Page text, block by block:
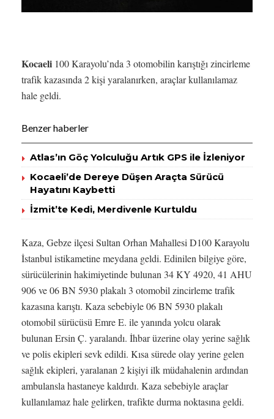
Kocaeli 100 Karayolu’nda 3 otomobilin karıştığı zincirleme
trafik kazasında 2 kişi yaralanırken, araçlar kullanılamaz
hale geldi.
Benzer haberler
Atlas’ın Göç Yolculuğu Artık GPS ile İzleniyor
Kocaeli’de Dereye Düşen Araçta Sürücü
Hayatını Kaybetti
İzmit’te Kedi, Merdivenle Kurtuldu
Kaza, Gebze ilçesi Sultan Orhan Mahallesi D100 Karayolu
İstanbul istikametine meydana geldi. Edinilen bilgiye göre,
sürücülerinin hakimiyetinde bulunan 34 KY 4920, 41 AHU
906 ve 06 BN 5930 plakalı 3 otomobil zincirleme trafik
kazasına karıştı. Kaza sebebiyle 06 BN 5930 plakalı
otomobil sürücüsü Emre E. ile yanında yolcu olarak
bulunan Ersin Ç. yaralandı. İhbar üzerine olay yerine sağlık
ve polis ekipleri sevk edildi. Kısa sürede olay yerine gelen
sağlık ekipleri, yaralanan 2 kişiyi ilk müdahalenin ardından
ambulansla hastaneye kaldırdı. Kaza sebebiyle araçlar
kullanılamaz hale gelirken, trafikte durma noktasına geldi.